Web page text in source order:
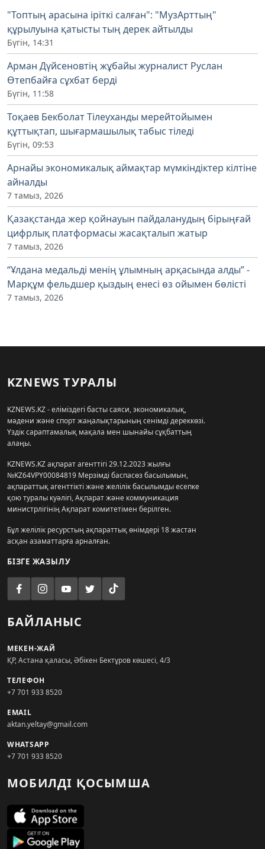
"Топтың арасына іріткі салған": "МузАрттың"
құрылуына қатысты тың дерек айтылды
Бүгін, 14:31
Арман Дүйсеновтің жұбайы журналист Руслан
Өтепбайға сұхбат берді
Бүгін, 11:58
Тоқаев Бекболат Тілеуханды мерейтойымен
құттықтап, шығармашылық табыс тіледі
Бүгін, 09:53
Арнайы экономикалық аймақтар мүмкіндіктер кілтіне
айналды
7 тамыз, 2026
Қазақстанда жер қойнауын пайдаланудың бірыңғай
цифрлық платформасы жасақталып жатыр
7 тамыз, 2026
“Ұлдана медальді менің ұлымның арқасында алды” -
Марқұм фельдшер қыздың енесі өз ойымен бөлісті
7 тамыз, 2026
KZNEWS ТУРАЛЫ
KZNEWS.KZ - еліміздегі басты саяси, экономикалық,
мәдени және спорт жаңалықтарының сенімді дереккөзі.
Үздік сараптамалық мақала мен шынайы сұқбаттың
алаңы.
KZNEWS.KZ ақпарат агенттігі 29.12.2023 жылғы
№KZ64VPY00084819 Мерзімді баспасөз басылымын,
ақпараттық агенттікті және желілік басылымды есепке
қою туралы куәлігі, Ақпарат және коммуникация
министрлігінің Ақпарат комитетімен берілген.
Бұл желілік ресурстың ақпараттық өнімдері 18 жастан
асқан азаматтарға арналған.
БІЗГЕ ЖАЗЫЛУ
БАЙЛАНЫС
МЕКЕН-ЖАЙ
ҚР, Астана қаласы, Әбікен Бектұров көшесі, 4/3
ТЕЛЕФОН
+7 701 933 8520
EMAIL
aktan.yeltay@gmail.com
WHATSAPP
+7 701 933 8520
МОБИЛДІ ҚОСЫМША